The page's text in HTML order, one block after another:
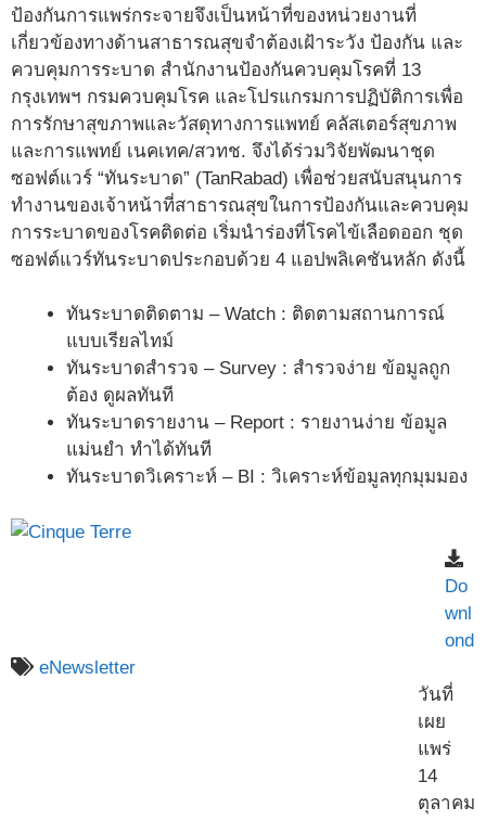
ป้องกันการแพร่กระจายจึงเป็นหน้าที่ของหน่วยงานที่
เกี่ยวข้องทางด้านสาธารณสุขจำต้องเฝ้าระวัง ป้องกัน และ
ควบคุมการระบาด สำนักงานป้องกันควบคุมโรคที่ 13
กรุงเทพฯ กรมควบคุมโรค และโปรแกรมการปฏิบัติการเพื่อ
การรักษาสุขภาพและวัสดุทางการแพทย์ คลัสเตอร์สุขภาพ
และการแพทย์ เนคเทค/สวทช. จึงได้ร่วมวิจัยพัฒนาชุด
ซอฟต์แวร์ “ทันระบาด” (TanRabad) เพื่อช่วยสนับสนุนการ
ทำงานของเจ้าหน้าที่สาธารณสุขในการป้องกันและควบคุม
การระบาดของโรคติดต่อ เริ่มนำร่องที่โรคไข้เลือดออก ชุด
ซอฟต์แวร์ทันระบาดประกอบด้วย 4 แอปพลิเคชันหลัก ดังนี้
ทันระบาดติดตาม – Watch : ติดตามสถานการณ์
แบบเรียลไทม์
ทันระบาดสำรวจ – Survey : สำรวจง่าย ข้อมูลถูก
ต้อง ดูผลทันที
ทันระบาดรายงาน – Report : รายงานง่าย ข้อมูล
แม่นยำ ทำได้ทันที
ทันระบาดวิเคราะห์ – BI : วิเคราะห์ข้อมูลทุกมุมมอง
Do
wnl
ond
eNewsletter
วันที่
เผย
แพร่
14
ตุลาคม